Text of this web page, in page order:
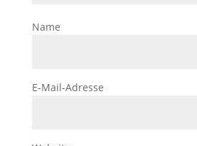
Name
E-Mail-Adresse